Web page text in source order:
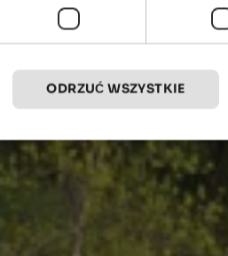
ODRZUĆ WSZYSTKIE